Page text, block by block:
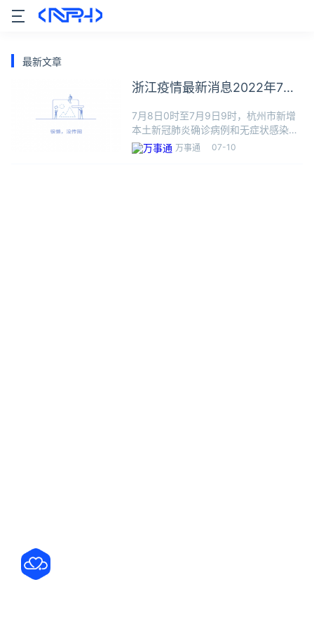
最新文章
浙江疫情最新消息2022年7月
7月8日0时至7月9日9时，杭州市新增
本土新冠肺炎确诊病例和无症状感染者
各一例，其中7月8日10时至7月9日9时
无新增感染者报告。浙江新增确诊1新
万事通 07-10